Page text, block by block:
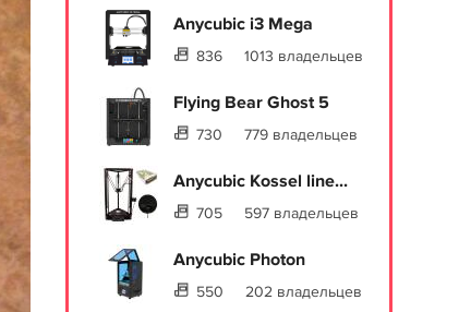
Anycubic i3 Mega
836 1013 владельцев
Flying Bear Ghost 5
730 779 владельцев
Anycubic Kossel line...
705 597 владельцев
Anycubic Photon
550 202 владельцев